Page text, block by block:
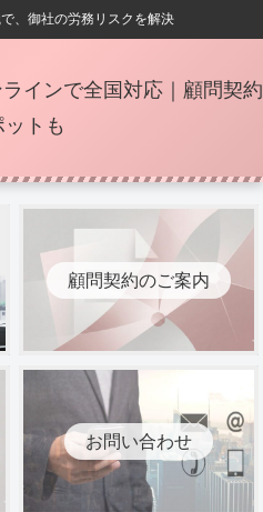
、御社の労務リスクを解決
インで全国対応｜顧問契約
ットも
顧問契約のご案内
お問い合わせ